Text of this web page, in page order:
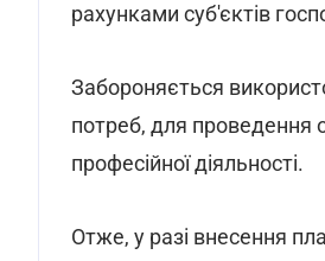
рахунками суб'єктів
Забороняється
потреб, для проведення
професійної діяльності.
Отже, у разі внесення